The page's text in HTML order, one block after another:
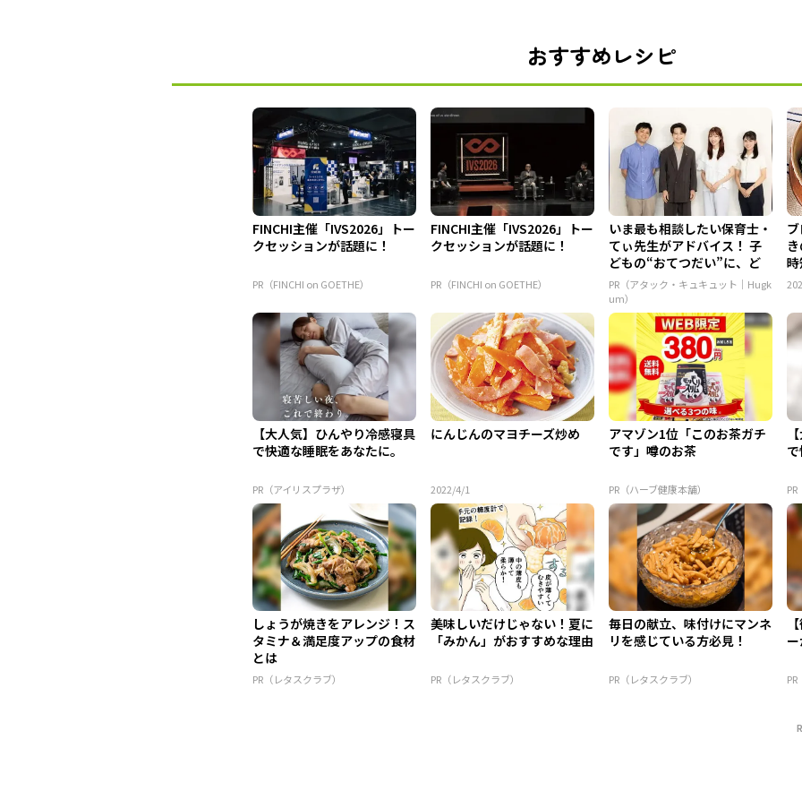
おすすめレシピ
FINCHI主催「IVS2026」トー
クセッションが話題に！
PR（FINCHI on GOETHE）
FINCHI主催「IVS2026」トー
クセッションが話題に！
PR（FINCHI on GOETHE）
いま最も相談したい保育士・
てぃ先生がアドバイス！ 子
どもの“おてつだい”に、ど
ん...
PR（アタック・キュキュット｜Hugk
um）
【大人気】ひんやり冷感寝具
で快適な睡眠をあなたに。
PR（アイリスプラザ）
にんじんのマヨチーズ炒め
2022/4/1
アマゾン1位「このお茶ガチ
です」噂のお茶
PR（ハーブ健康本舗）
しょうが焼きをアレンジ！ス
タミナ＆満足度アップの食材
とは
PR（レタスクラブ）
美味しいだけじゃない！夏に
「みかん」がおすすめな理由
PR（レタスクラブ）
毎日の献立、味付けにマンネ
リを感じている方必見！
PR（レタスクラブ） PR